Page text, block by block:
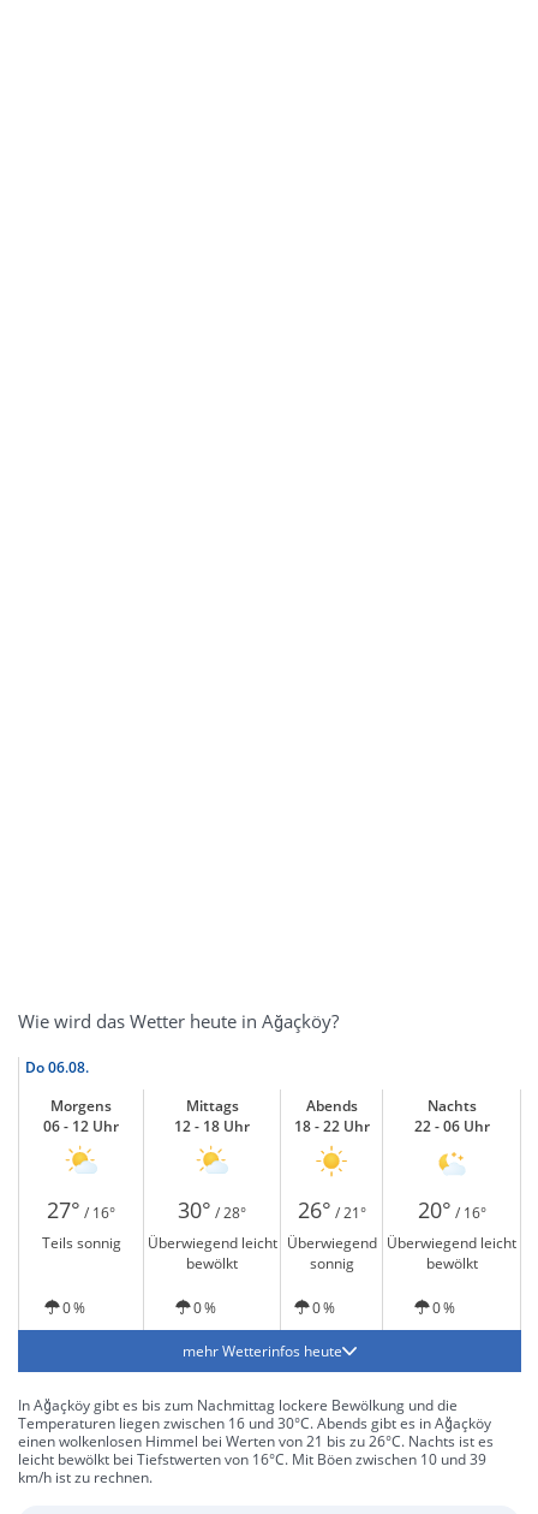
Wie wird das Wetter heute in Ağaçköy?
Do06.08.
Morgens
06 - 12 Uhr
Mittags
12 - 18 Uhr
Abends
18 - 22 Uhr
Nachts
22 - 06 Uhr
27° / 16° 30° / 28° 26° / 21° 20° / 16°
Teils sonnig
Überwiegend leicht
bewölkt
Überwiegend
sonnig
Überwiegend leicht
bewölkt
0 % 0 % 0 % 0 %
mehr Wetterinfos heute
In Ağaçköy gibt es bis zum Nachmittag lockere Bewölkung und die
Temperaturen liegen zwischen 16 und 30°C. Abends gibt es in Ağaçköy
einen wolkenlosen Himmel bei Werten von 21 bis zu 26°C. Nachts ist es
leicht bewölkt bei Tiefstwerten von 16°C. Mit Böen zwischen 10 und 39
km/h ist zu rechnen.